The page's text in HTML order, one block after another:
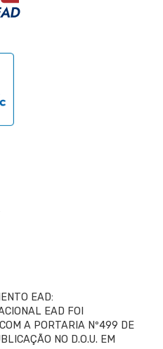
EAD:
EAD FOI
A PORTARIA Nº499 DE
NO D.O.U. EM